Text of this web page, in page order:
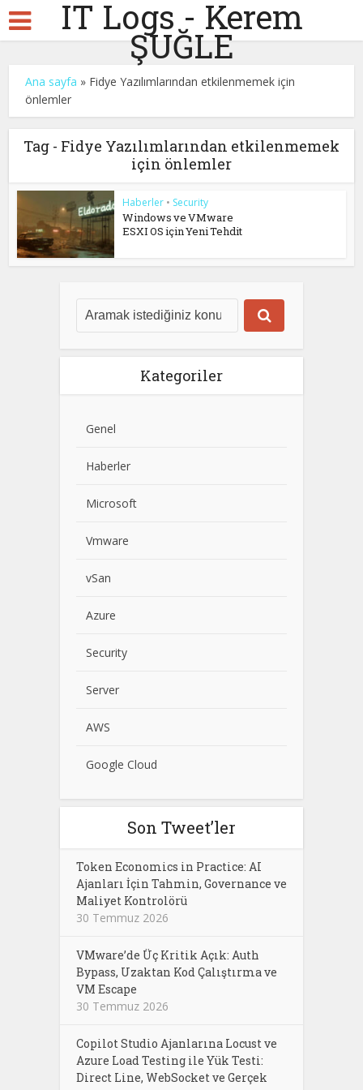
IT Logs - Kerem
ŞUĞLE
Ana sayfa » Fidye Yazılımlarından etkilenmemek için
önlemler
Tag - Fidye Yazılımlarından etkilenmemek
için önlemler
Haberler • Security
Windows ve VMware
ESXI OS için Yeni Tehdit
Kategoriler
Genel
Haberler
Microsoft
Vmware
vSan
Azure
Security
Server
AWS
Google Cloud
Son Tweet’ler
Token Economics in Practice: AI
Ajanları İçin Tahmin, Governance ve
Maliyet Kontrolörü
30 Temmuz 2026
VMware’de Üç Kritik Açık: Auth
Bypass, Uzaktan Kod Çalıştırma ve
VM Escape
30 Temmuz 2026
Copilot Studio Ajanlarına Locust ve
Azure Load Testing ile Yük Testi:
Direct Line, WebSocket ve Gerçek